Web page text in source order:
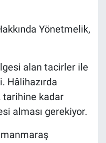
Yönetmelik,
alan tacirler ile
Hâlihazırda
kadar
alması gerekiyor.